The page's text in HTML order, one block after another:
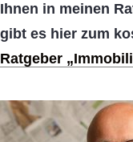
Ihnen in meinen
gibt es hier zum
Ratgeber